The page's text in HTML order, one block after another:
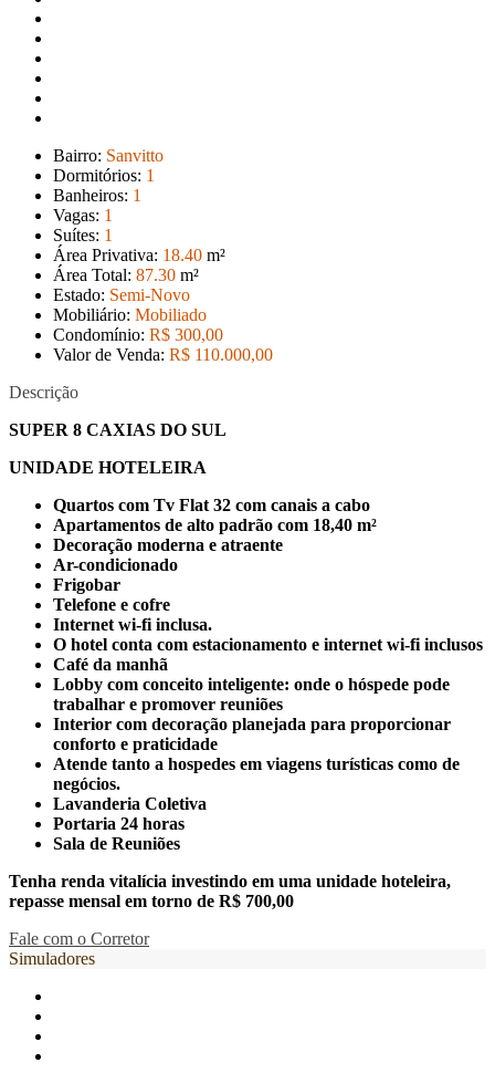
Bairro: Sanvitto
Dormitórios: 1
Banheiros: 1
Vagas: 1
Suítes: 1
Área Privativa: 18.40 m²
Área Total: 87.30 m²
Estado: Semi-Novo
Mobiliário: Mobiliado
Condomínio: R$ 300,00
Valor de Venda: R$ 110.000,00
Descrição
SUPER 8 CAXIAS DO SUL
UNIDADE HOTELEIRA
Quartos com Tv Flat 32 com canais a cabo
Apartamentos de alto padrão com 18,40 m²
Decoração moderna e atraente
Ar-condicionado
Frigobar
Telefone e cofre
Internet wi-fi inclusa.
O hotel conta com estacionamento e internet wi-fi inclusos
Café da manhã
Lobby com conceito inteligente: onde o hóspede pode
trabalhar e promover reuniões
Interior com decoração planejada para proporcionar
conforto e praticidade
Atende tanto a hospedes em viagens turísticas como de
negócios.
Lavanderia Coletiva
Portaria 24 horas
Sala de Reuniões
Tenha renda vitalícia investindo em uma unidade hoteleira,
repasse mensal em torno de R$ 700,00
Fale com o Corretor
Simuladores